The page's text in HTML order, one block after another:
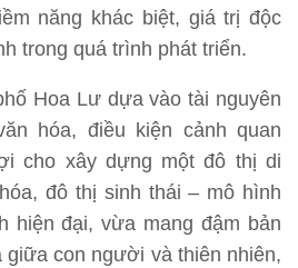
năng khác biệt, giá trị độc
trong quá trình phát triển.
Hoa Lư dựa vào tài nguyên
hóa, điều kiện cảnh quan
cho xây dựng một đô thị di
đô thị sinh thái – mô hình
hiện đại, vừa mang đậm bản
giữa con người và thiên nhiên,